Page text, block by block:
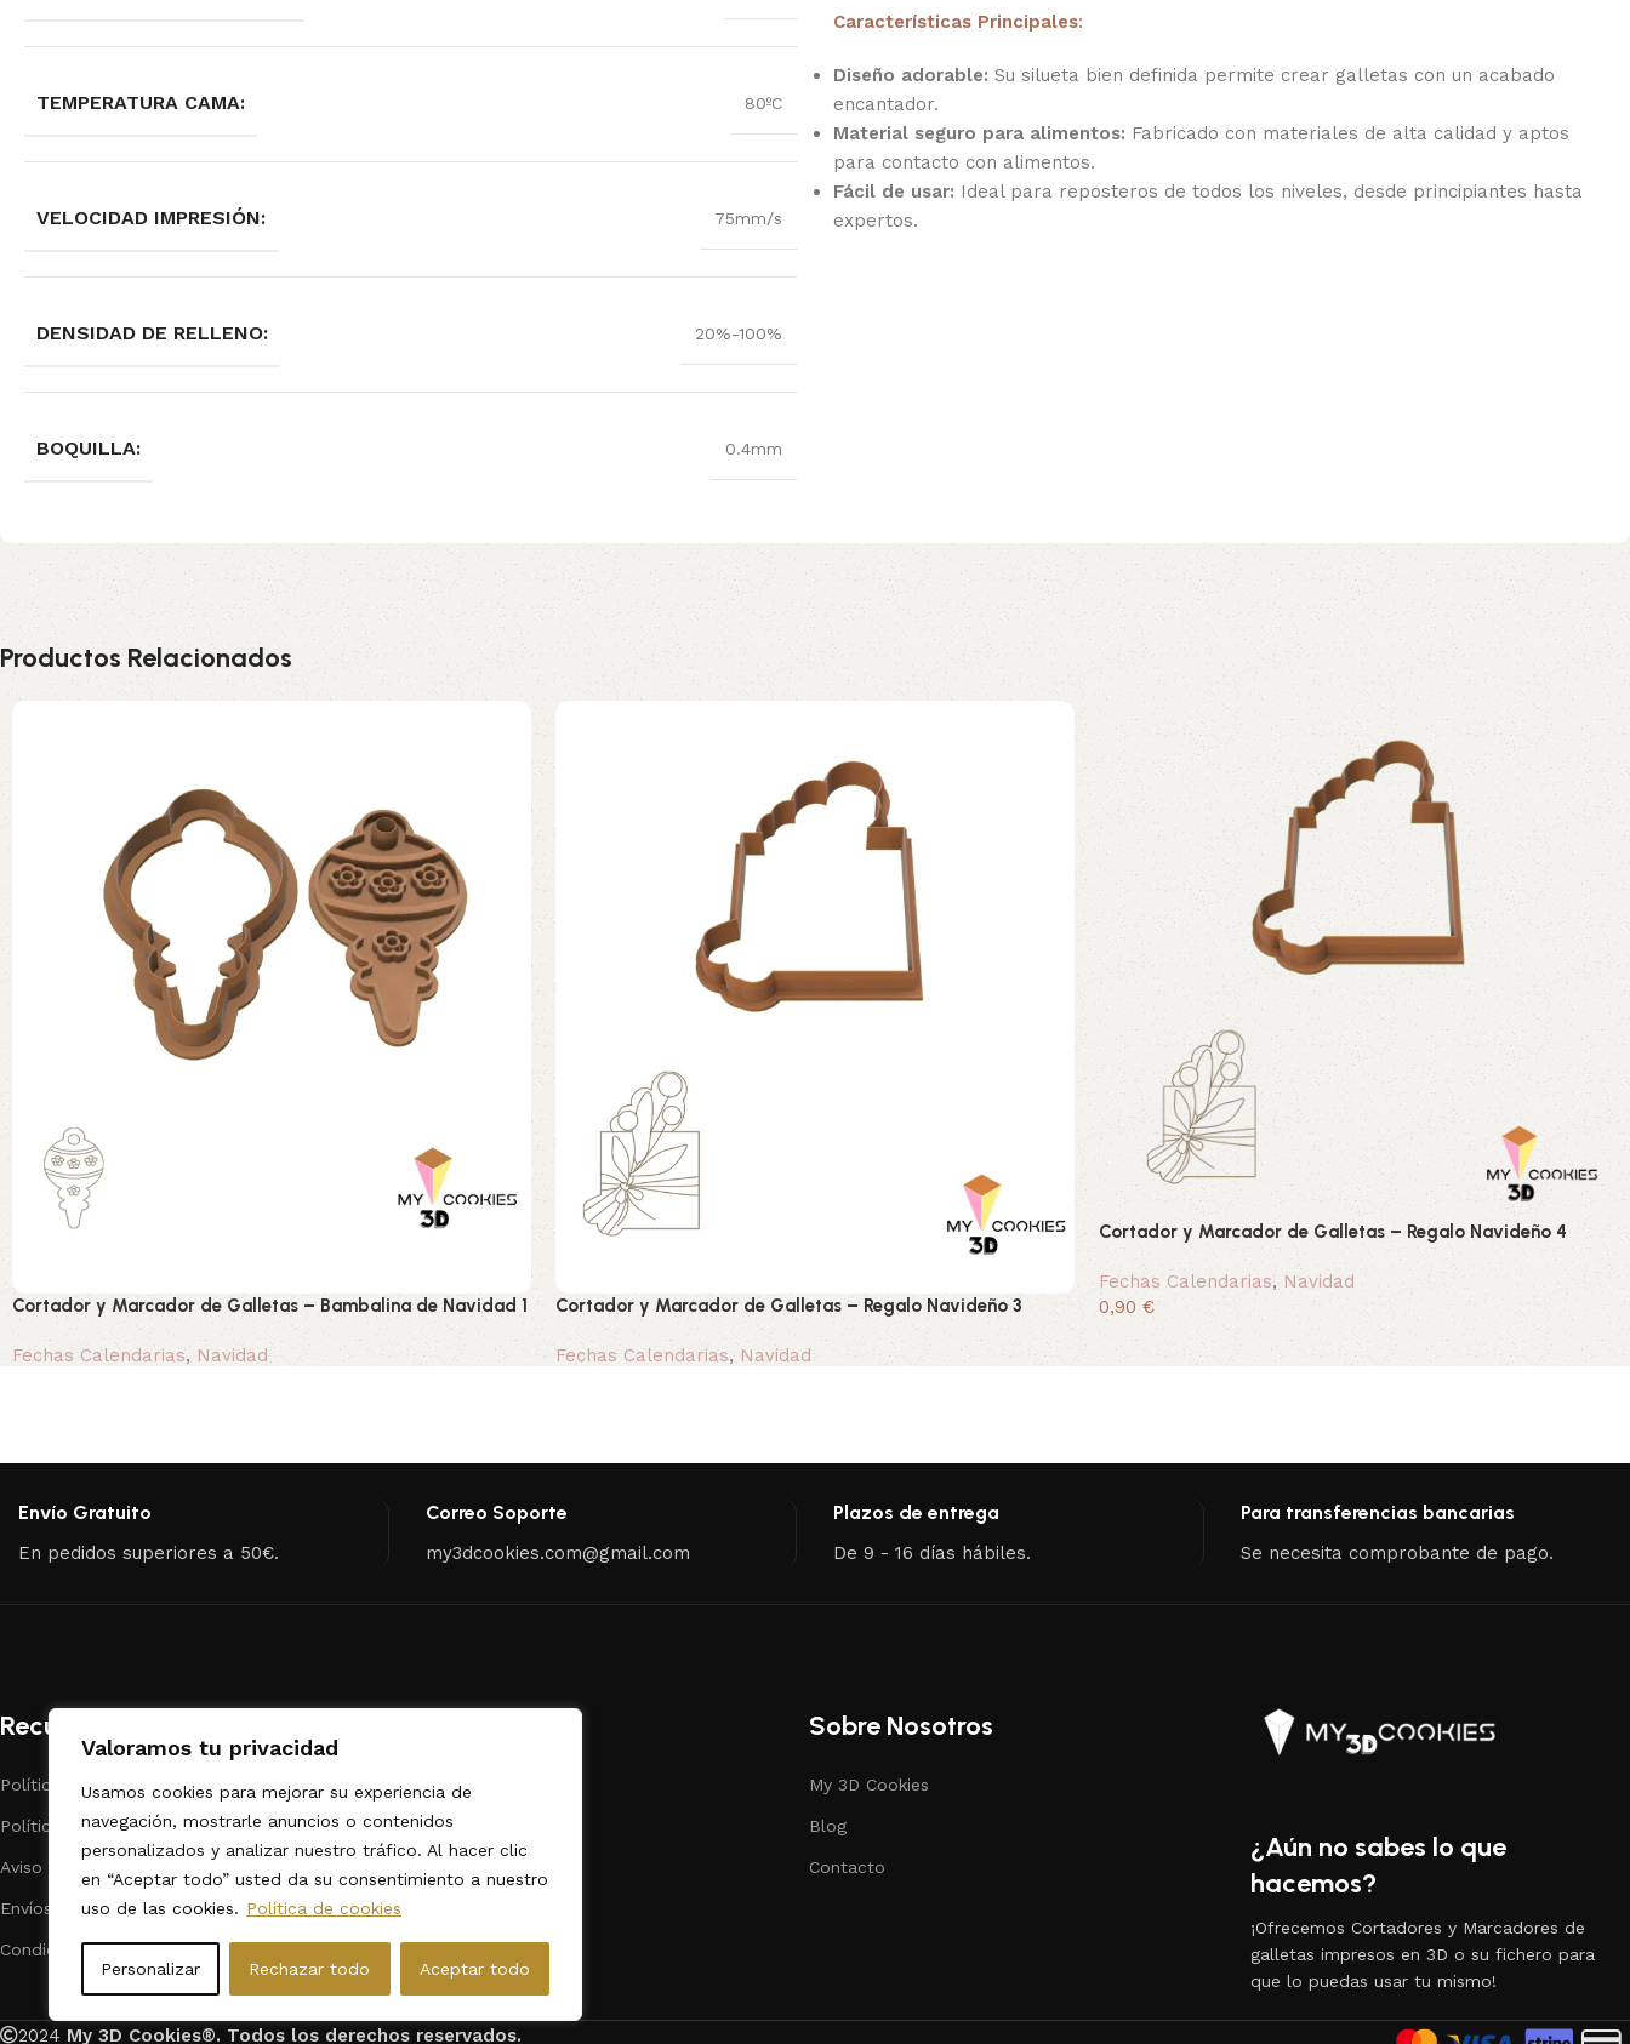
Valoramos tu privacidad
Usamos cookies para mejorar su experiencia de
navegación, mostrarle anuncios o contenidos
personalizados y analizar nuestro tráfico. Al hacer clic
en “Aceptar todo” usted da su consentimiento a nuestro
uso de las cookies. Política de cookies
Personalizar Rechazar todo Aceptar todo
TEMPERATURA CAMA: 80ºC
VELOCIDAD IMPRESIÓN: 75mm/s
DENSIDAD DE RELLENO: 20%-100%
BOQUILLA: 0.4mm
Características Principales:
Diseño adorable: Su silueta bien definida permite crear galletas con un acabado
encantador.
Material seguro para alimentos: Fabricado con materiales de alta calidad y aptos
para contacto con alimentos.
Fácil de usar: Ideal para reposteros de todos los niveles, desde principiantes hasta
expertos.
Productos Relacionados
Cortador y Marcador de Galletas – Bambalina de Navidad 1
Fechas Calendarias, Navidad
Cortador y Marcador de Galletas – Regalo Navideño 3
Fechas Calendarias, Navidad
Cortador y Marcador de Galletas – Regalo Navideño 4
Fechas Calendarias, Navidad
0,90 €
Envío Gratuito
En pedidos superiores a 50€.
Correo Soporte
my3dcookies.com@gmail.com
Plazos de entrega
De 9 - 16 días hábiles.
Para transferencias bancarias
Se necesita comprobante de pago.
Recursos
Políticas de Privacidad
Políticas de cookies
Aviso legal
Envíos
Condiciones de contratación
Repostería
Dibujos Animados
Sobre Nosotros
My 3D Cookies
Blog
Contacto
¿Aún no sabes lo que
hacemos?
¡Ofrecemos Cortadores y Marcadores de
galletas impresos en 3D o su fichero para
que lo puedas usar tu mismo!
2024 My 3D Cookies®. Todos los derechos reservados.